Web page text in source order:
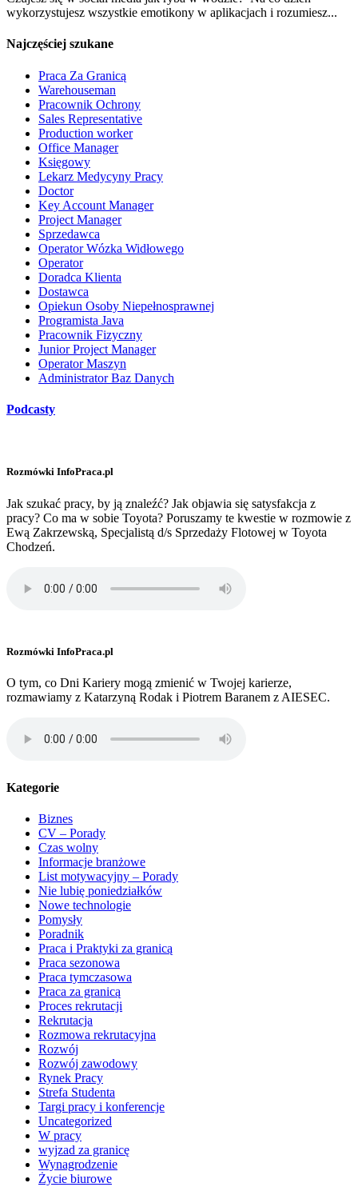
wykorzystujesz wszystkie emotikony w aplikacjach i rozumiesz...
Najczęściej szukane
Praca Za Granicą
Warehouseman
Pracownik Ochrony
Sales Representative
Production worker
Office Manager
Księgowy
Lekarz Medycyny Pracy
Doctor
Key Account Manager
Project Manager
Sprzedawca
Operator Wózka Widłowego
Operator
Doradca Klienta
Dostawca
Opiekun Osoby Niepełnosprawnej
Programista Java
Pracownik Fizyczny
Junior Project Manager
Operator Maszyn
Administrator Baz Danych
Podcasty
Rozmówki InfoPraca.pl
Jak szukać pracy, by ją znaleźć? Jak objawia się satysfakcja z
pracy? Co ma w sobie Toyota? Poruszamy te kwestie w rozmowie z
Ewą Zakrzewską, Specjalistą d/s Sprzedaży Flotowej w Toyota
Chodzeń.
Rozmówki InfoPraca.pl
O tym, co Dni Kariery mogą zmienić w Twojej karierze,
rozmawiamy z Katarzyną Rodak i Piotrem Baranem z AIESEC.
Kategorie
Biznes
CV – Porady
Czas wolny
Informacje branżowe
List motywacyjny – Porady
Nie lubię poniedziałków
Nowe technologie
Pomysły
Poradnik
Praca i Praktyki za granicą
Praca sezonowa
Praca tymczasowa
Praca za granicą
Proces rekrutacji
Rekrutacja
Rozmowa rekrutacyjna
Rozwój
Rozwój zawodowy
Rynek Pracy
Strefa Studenta
Targi pracy i konferencje
Uncategorized
W pracy
wyjzad za granicę
Wynagrodzenie
Życie biurowe